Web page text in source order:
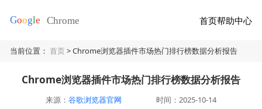
首页帮助中心
当前位置：首页> Chrome浏览器插件市场热门排行榜数据分析报告
Chrome浏览器插件市场热门排行榜数据分析报告
来源： 谷歌浏览器官网 时间：2025-10-14